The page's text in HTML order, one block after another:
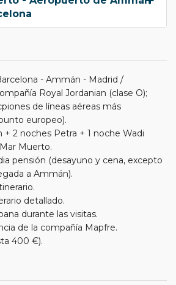
- Ammán - Madrid /
Royal Jordanian (clase O);
de líneas aéreas más
europeo).
2 noches Petra + 1 noche Wadi
Muerto.
pensión (desayuno y cena, excepto
a Ammán).
detallado.
durante las visitas.
de la compañía Mapfre.
400 €).